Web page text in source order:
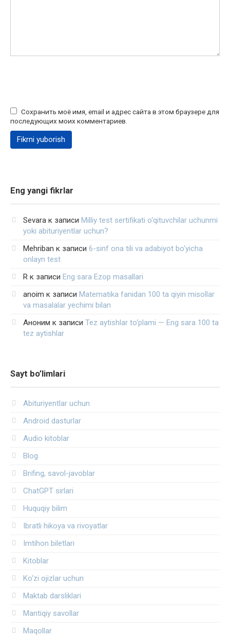
Сохранить моё имя, email и адрес сайта в этом браузере для
последующих моих комментариев.
Eng yangi fikrlar
Sevara к записи Milliy test sertifikati o‘qituvchilar uchunmi
yoki abituriyentlar uchun?
Mehriban к записи 6-sinf ona tili va adabiyot bo‘yicha
onlayn test
R к записи Eng sara Ezop masallari
anoim к записи Matematika fanidan 100 ta qiyin misollar
va masalalar yechimi bilan
Аноним к записи Tez aytishlar to‘plami — Eng sara 100 ta
tez aytishlar
Sayt bo’limlari
Abituriyentlar uchun
Android dasturlar
Audio kitoblar
Blog
Brifing, savol-javoblar
ChatGPT sirlari
Huquqiy bilim
Ibratli hikoya va rivoyatlar
Imtihon biletlari
Kitoblar
Ko‘zi ojizlar uchun
Maktab darsliklari
Mantiqiy savollar
Maqollar